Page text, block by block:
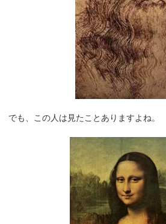
でも、この人は見たことありますよね。